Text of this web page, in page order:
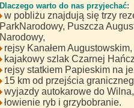
Dlaczego warto do nas przyjechać:
w pobliżu znajdują się trzy
ParkNarodowy, Puszcza
Narodowy,
rejsy Kanałem Augustowskim,
kajakowy szlak Czarnej
rejsy statkiem Papieskim na
15 km od przejścia
wyjazdy autokarowe do Wilna,
łowienie ryb i grzybobranie.